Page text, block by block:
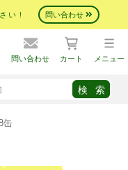
い！ 問い合わせ
問い合わせ カート メニュー
缶